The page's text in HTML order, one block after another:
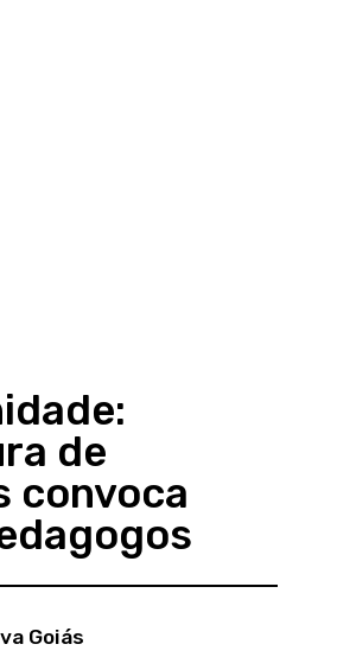
de
convoca
Goiás